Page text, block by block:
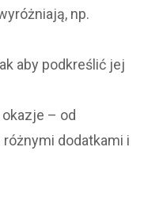
np.
aby podkreślić jej
– od
dodatkami i